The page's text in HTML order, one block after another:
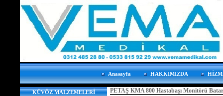
Anasayfa HAKKIMIZDA
KÜVÖZ MALZEMELERİ
PETAŞ KMA 800 Hastabaşı Monitörü